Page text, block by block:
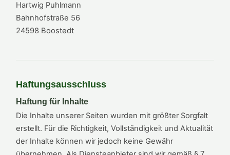
Hartwig Puhlmann
Bahnhofstraße 56
24598 Boostedt
Haftungsausschluss
Haftung für Inhalte
Die Inhalte unserer Seiten wurden mit größter Sorgfalt
erstellt. Für die Richtigkeit, Vollständigkeit und Aktualität
der Inhalte können wir jedoch keine Gewähr